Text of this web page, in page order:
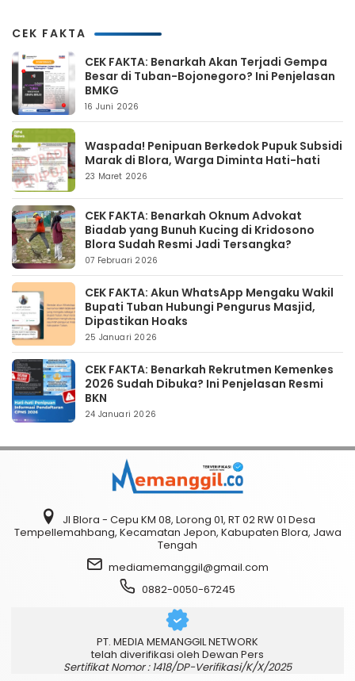
CEK FAKTA
CEK FAKTA: Benarkah Akan Terjadi Gempa
Besar di Tuban-Bojonegoro? Ini Penjelasan
BMKG
16 Juni 2026
Waspada! Penipuan Berkedok Pupuk Subsidi
Marak di Blora, Warga Diminta Hati-hati
23 Maret 2026
CEK FAKTA: Benarkah Oknum Advokat
Biadab yang Bunuh Kucing di Kridosono
Blora Sudah Resmi Jadi Tersangka?
07 Februari 2026
CEK FAKTA: Akun WhatsApp Mengaku Wakil
Bupati Tuban Hubungi Pengurus Masjid,
Dipastikan Hoaks
25 Januari 2026
CEK FAKTA: Benarkah Rekrutmen Kemenkes
2026 Sudah Dibuka? Ini Penjelasan Resmi
BKN
24 Januari 2026
Jl Blora - Cepu KM 08, Lorong 01, RT 02 RW 01 Desa
Tempellemahbang, Kecamatan Jepon, Kabupaten Blora, Jawa
Tengah
mediamemanggil@gmail.com
0882-0050-67245
PT. MEDIA MEMANGGIL NETWORK
telah diverifikasi oleh Dewan Pers
Sertifikat Nomor : 1418/DP-Verifikasi/K/X/2025